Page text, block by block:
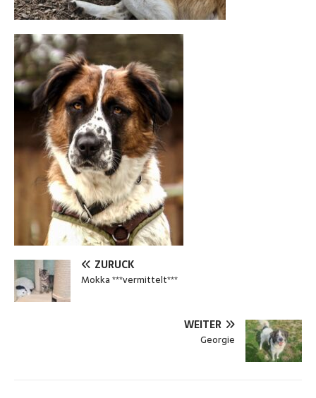
ZURÜCK
Mokka ***vermittelt***
WEITER
Georgie